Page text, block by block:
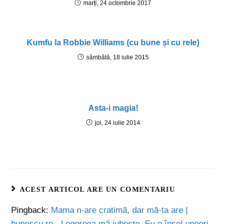
marți, 24 octombrie 2017
Kumfu la Robbie Williams (cu bune și cu rele)
sâmbătă, 18 iulie 2015
Asta-i magia!
joi, 24 iulie 2014
ACEST ARTICOL ARE UN COMENTARIU
Pingback: Mama n-are cratimă, dar mă-ta are |